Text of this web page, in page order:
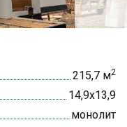
215,7 м2
14,9х13,9
монолит